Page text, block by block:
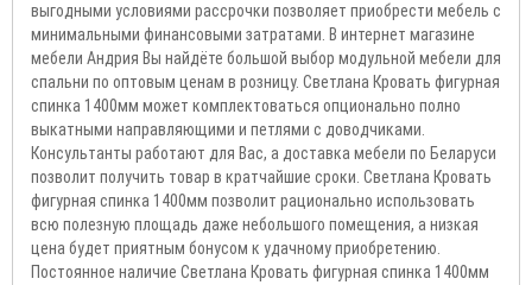
выгодными условиями рассрочки позволяет приобрести мебель с
минимальными финансовыми затратами. В интернет магазине
мебели Андрия Вы найдёте большой выбор модульной мебели для
спальни по оптовым ценам в розницу. Светлана Кровать фигурная
спинка 1400мм может комплектоваться опционально полно
выкатными направляющими и петлями с доводчиками.
Консультанты работают для Вас, а доставка мебели по Беларуси
позволит получить товар в кратчайшие сроки. Светлана Кровать
фигурная спинка 1400мм позволит рационально использовать
всю полезную площадь даже небольшого помещения, а низкая
цена будет приятным бонусом к удачному приобретению.
Постоянное наличие Светлана Кровать фигурная спинка 1400мм